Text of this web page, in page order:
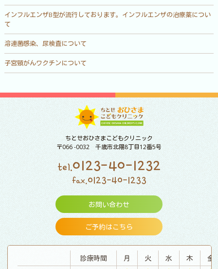
インフルエンザB型が流行しております。インフルエンザの治療薬につい
て
溶連菌感染、尿検査について
子宮頸がんワクチンについて
ちとせおひさまこどもクリニック
〒066 -0032 千歳市北陽8丁目12番5号
tel.0123-40-1232
fax.0123-40-1233
お問い合わせ
ご予約はこちら
診療時間 月 火 水 木 金